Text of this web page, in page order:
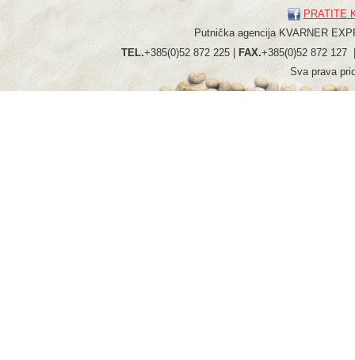
PRATITE
Putnička agencija KVARNER
TEL.+385(0)52 872 225 | FAX.+385(0)52 872
Sva prava